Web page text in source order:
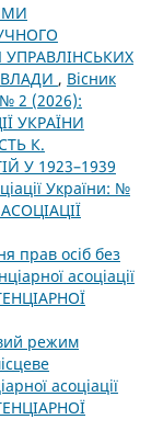
УПРАВЛІНСЬКИХ
, Вісник
№ 2 (2026):
УКРАЇНИ
К.
У 1923–1939
України: №
прав осіб без
асоціації
режим
асоціації